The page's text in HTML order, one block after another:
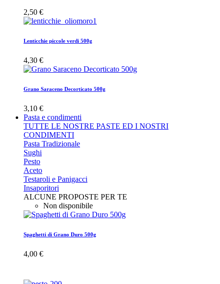
2,50 €
Lenticchie piccole verdi 500g
4,30 €
Grano Saraceno Decorticato 500g
3,10 €
Pasta e condimenti
TUTTE LE NOSTRE PASTE ED I NOSTRI
CONDIMENTI
Pasta Tradizionale
Sughi
Pesto
Aceto
Testaroli e Panigacci
Insaporitori
ALCUNE PROPOSTE PER TE
Non disponibile
Spaghetti di Grano Duro 500g
4,00 €